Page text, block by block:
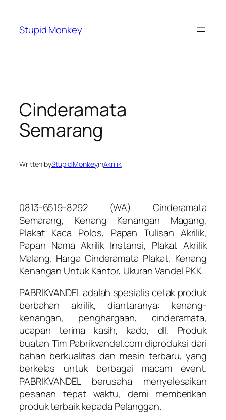
content
Stupid Monkey
Cinderamata
Semarang
Written byStupid MonkeyinAkrilik
0813-6519-8292 (WA) Cinderamata
Semarang, Kenang Kenangan Magang,
Plakat Kaca Polos, Papan Tulisan Akrilik,
Papan Nama Akrilik Instansi, Plakat Akrilik
Malang, Harga Cinderamata Plakat, Kenang
Kenangan Untuk Kantor, Ukuran Vandel PKK.
PABRIKVANDEL adalah spesialis cetak produk
berbahan akrilik, diantaranya: kenang-
kenangan, penghargaan, cinderamata,
ucapan terima kasih, kado, dll. Produk
buatan Tim Pabrikvandel.com diproduksi dari
bahan berkualitas dan mesin terbaru, yang
berkelas untuk berbagai macam event.
PABRIKVANDEL berusaha menyelesaikan
pesanan tepat waktu, demi memberikan
produk terbaik kepada Pelanggan.